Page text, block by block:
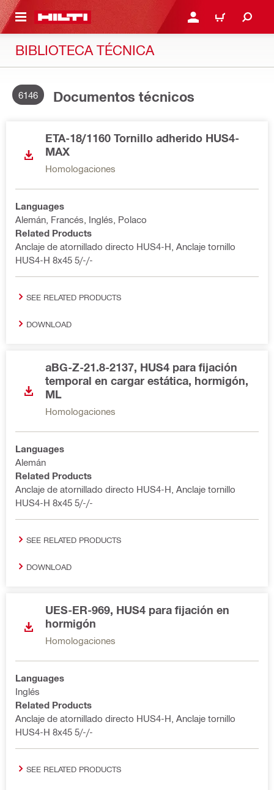
PRINCIPAL INICIE SESIÓN O
CARRITO
BIBLIOTECA TÉCNICA
6146 Documentos técnicos
ETA-18/1160 Tornillo adherido HUS4-
MAX
Homologaciones
Languages
Alemán, Francés, Inglés, Polaco
Related Products
Anclaje de atornillado directo HUS4-H, Anclaje tornillo
HUS4-H 8x45 5/-/-
SEE RELATED PRODUCTS
DOWNLOAD
aBG-Z-21.8-2137, HUS4 para fijación
temporal en cargar estática, hormigón,
ML
Homologaciones
Languages
Alemán
Related Products
Anclaje de atornillado directo HUS4-H, Anclaje tornillo
HUS4-H 8x45 5/-/-
SEE RELATED PRODUCTS
DOWNLOAD
UES-ER-969, HUS4 para fijación en
hormigón
Homologaciones
Languages
Inglés
Related Products
Anclaje de atornillado directo HUS4-H, Anclaje tornillo
HUS4-H 8x45 5/-/-
SEE RELATED PRODUCTS